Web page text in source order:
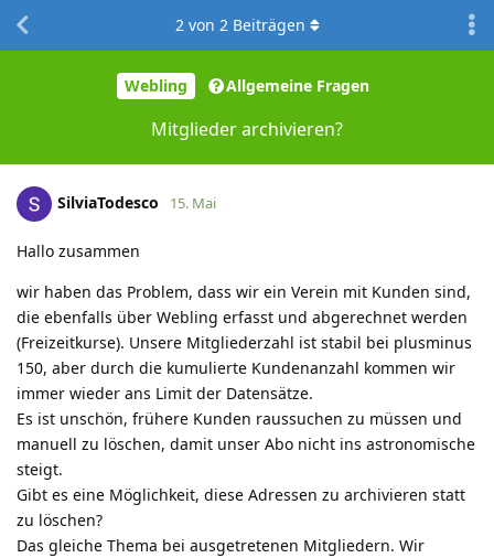
Webling Allgemeine Fragen
Mitglieder archivieren?
2von 2Beiträgen
SilviaTodesco 15. Mai
Hallo zusammen
wir haben das Problem, dass wir ein Verein mit Kunden sind,
die ebenfalls über Webling erfasst und abgerechnet werden
(Freizeitkurse). Unsere Mitgliederzahl ist stabil bei plusminus
150, aber durch die kumulierte Kundenanzahl kommen wir
immer wieder ans Limit der Datensätze.
Es ist unschön, frühere Kunden raussuchen zu müssen und
manuell zu löschen, damit unser Abo nicht ins astronomische
steigt.
Gibt es eine Möglichkeit, diese Adressen zu archivieren statt
zu löschen?
Das gleiche Thema bei ausgetretenen Mitgliedern. Wir